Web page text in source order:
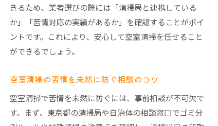
きるため、業者選びの際には「清掃局と連携している
か」「苦情対応の実績があるか」を確認することがポイ
ントです。これにより、安心して空室清掃を任せること
ができるでしょう。
空室清掃の苦情を未然に防ぐ相談のコツ
空室清掃で苦情を未然に防ぐには、事前相談が不可欠で
す。まず、東京都の清掃局や自治体の相談窓口でゴミ分